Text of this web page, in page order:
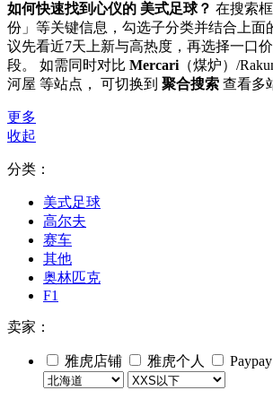
如何快速找到心仪的 美式足球？ 在搜索
份」等关键信息，勾选子分类并结合上面
议先看近7天上新与高热度，再选择一口
段。 如需同时对比 Mercari （煤炉）/
河屋 等站点， 可切换到 聚合搜索 查看多
更多
收起
分类：
美式足球
高尔夫
赛车
其他
奥林匹克
F1
卖家：
雅虎店铺 雅虎个人 Paypay